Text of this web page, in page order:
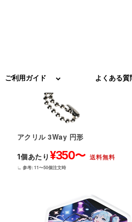
アクリル 3Way 円形
1個あたり ¥350〜 送料無料
∟ 参考: 11〜50個注文時